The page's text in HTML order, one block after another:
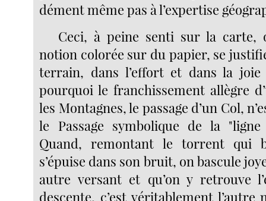
dément même pas à l’expertise
Ceci, à peine senti sur la carte,
notion colorée sur du papier, se
terrain, dans l’effort et dans la joie
pourquoi le franchissement allègre
les Montagnes, le passage d’un Col,
le Passage symbolique de la
Quand, remontant le torrent qui
s’épuise dans son bruit, on bascule
autre versant et qu’on y retrouve
descente, c’est véritablement